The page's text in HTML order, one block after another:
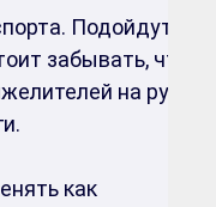
Подойдут
забывать, что
на руки,
как